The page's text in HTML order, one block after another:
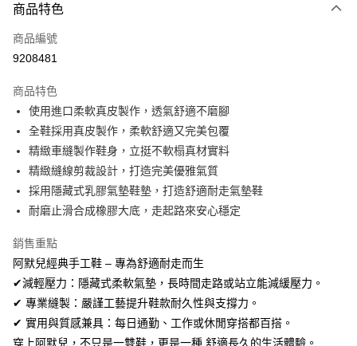
信用卡一次付款
信用卡分期付款
合作金庫商業銀行
華南商業銀行
彰化商業銀行
上海商業儲蓄銀行
台北富邦商業銀行
國泰世華商業銀行
兆豐國際商業銀行
臺灣中小企業銀行
台中商業銀行
匯豐（台灣）商業銀行
華泰商業銀行
聯邦商業銀行
遠東國際商業銀行
元大商業銀行
永豐商業銀行
台新國際商業銀行
台灣樂天信用卡公司
超商取貨付款
LINE Pay
Apple Pay
街口支付
Google Pay
全盈+PAY
AFTEE先享後付
相關說明
商品特色
商品編號
9208481
商品特色
使用進口柔軟真皮製作，透氣舒適不磨腳
全鞋採用真皮製作，柔軟舒適又完美包覆
精緻車縫製作鞋身，立挺不軟榻真材實料
精緻縫線剪裁設計，打造完美優雅氣質
採用隱藏式乳膠氣墊鞋墊，打造舒適耐走氣墊鞋
耐磨止滑合成橡膠大底，走起路來安心穩定
銷售重點
阿默兒經典手工鞋 – 專為舒適耐走而生
✔減輕壓力：隱藏式柔軟氣墊，長時間走路或站立能減緩壓力。
✔ 專業縫製：嚴謹工藝提升鞋款耐久性與支撐力。
✔ 實用與質感兼具：每日通勤、工作或休閒穿搭都百搭。
穿上阿默兒，不只是一雙鞋，更是一種 舒適長久的生活體驗。